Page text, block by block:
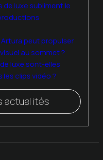
luxe subliment le
peut propulser
au sommet ?
luxe sont-elles
clips vidéo ?
actualités